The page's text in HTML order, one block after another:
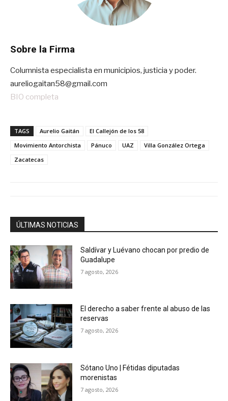
Sobre la Firma
Columnista especialista en municipios, justicia y poder.
aureliogaitan58@gmail.com
BIO completa
TAGS Aurelio Gaitán
El Callejón de los 58
Movimiento Antorchista
Pánuco UAZ
Villa González Ortega
Zacatecas
ÚLTIMAS NOTICIAS
Saldívar y Luévano chocan por predio de
Guadalupe
7 agosto, 2026
El derecho a saber frente al abuso de las
reservas
7 agosto, 2026
Sótano Uno | Fétidas diputadas
morenistas
7 agosto, 2026